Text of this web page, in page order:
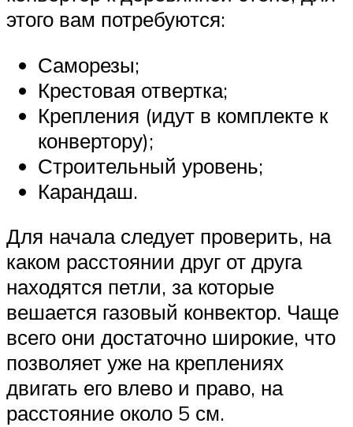
этого вам потребуются:
Саморезы;
Крестовая отвертка;
Крепления (идут в комплекте к
конвертору);
Строительный уровень;
Карандаш.
Для начала следует проверить, на
каком расстоянии друг от друга
находятся петли, за которые
вешается газовый конвектор. Чаще
всего они достаточно широкие, что
позволяет уже на креплениях
двигать его влево и право, на
расстояние около 5 см.